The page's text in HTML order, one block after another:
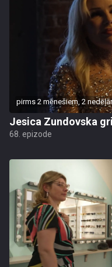
pirms 2 mēnešiem, 2
Jesica Zundovska
68. epizode